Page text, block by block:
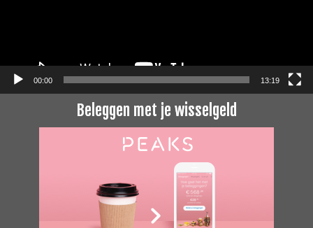
00:00 13:19
Beleggen met je wisselgeld